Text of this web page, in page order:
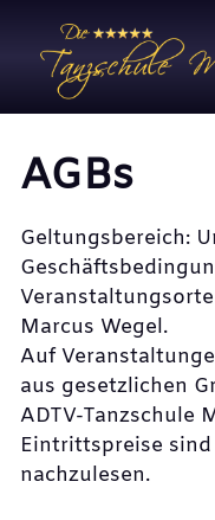
AGBs
Geltungsbereich:
Marcus Wegel.
Auf
aus gesetzlichen
ADTV-Tanzschule
Eintrittspreise
nachzulesen.